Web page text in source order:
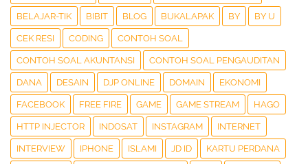
BELAJAR-TIK BIBIT BLOG BUKALAPAK BY BY U
CEK RESI CODING CONTOH SOAL
CONTOH SOAL AKUNTANSI CONTOH SOAL PENGAUDITAN
DANA DESAIN DJP ONLINE DOMAIN EKONOMI
FACEBOOK FREE FIRE GAME GAME STREAM HAGO
HTTP INJECTOR INDOSAT INSTAGRAM INTERNET
INTERVIEW IPHONE ISLAMI JD ID KARTU PERDANA